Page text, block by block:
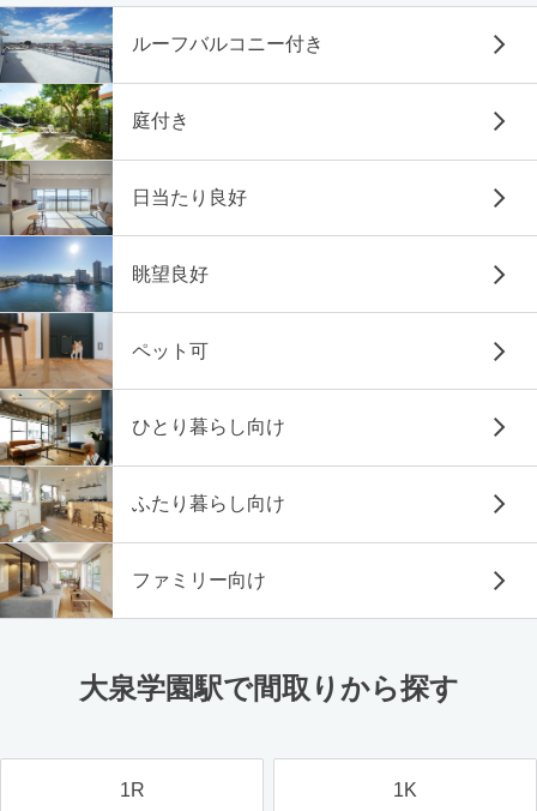
ルーフバルコニー付き
庭付き
日当たり良好
眺望良好
ペット可
ひとり暮らし向け
ふたり暮らし向け
ファミリー向け
大泉学園駅で間取りから探す
1R 1K